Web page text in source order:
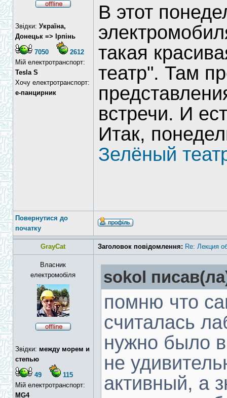
Звідки: Україна,
Донецьк => Ірпінь
7050
2612
Мій електротранспорт:
Tesla S
Хочу електротранспорт:
е-панцирник
В этот
такая
театр". Там
встречи. И
Итак,
Зелёный
Повернутися до
початку
GrayCat Заголовок повідомлення: Re: Лекция
Власник
електромобіля
Звідки: между морем и
степью
49
115
Мій електротранспорт:
MG4
sokol
помню что
считалась
нужно было в
не
активный, а